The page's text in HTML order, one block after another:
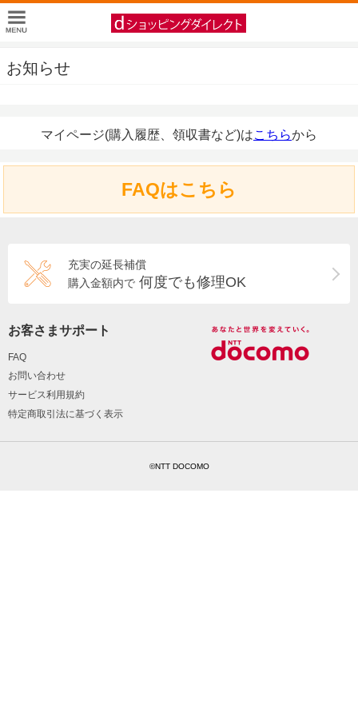
お知らせ
マイページ(購入履歴、領収書など)はこちらから
FAQはこちら
充実の延長補償
購入金額内で 何度でも修理OK
お客さまサポート
FAQ
お問い合わせ
サービス利用規約
特定商取引法に基づく表示
©NTT DOCOMO